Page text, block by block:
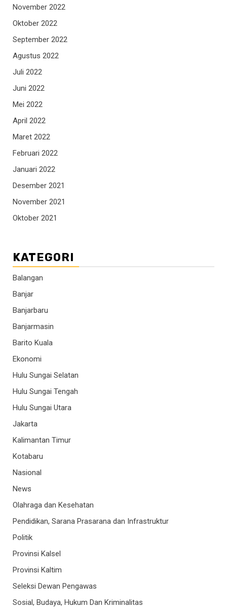
November 2022
Oktober 2022
September 2022
Agustus 2022
Juli 2022
Juni 2022
Mei 2022
April 2022
Maret 2022
Februari 2022
Januari 2022
Desember 2021
November 2021
Oktober 2021
KATEGORI
Balangan
Banjar
Banjarbaru
Banjarmasin
Barito Kuala
Ekonomi
Hulu Sungai Selatan
Hulu Sungai Tengah
Hulu Sungai Utara
Jakarta
Kalimantan Timur
Kotabaru
Nasional
News
Olahraga dan Kesehatan
Pendidikan, Sarana Prasarana dan Infrastruktur
Politik
Provinsi Kalsel
Provinsi Kaltim
Seleksi Dewan Pengawas
Sosial, Budaya, Hukum Dan Kriminalitas